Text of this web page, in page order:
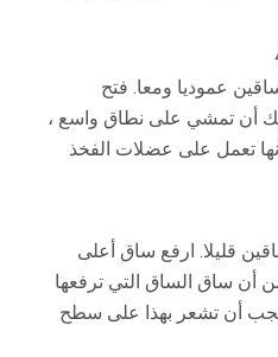
عموديا ومعا. فتح
أن تمشي على نطاق واسع ،
تعمل على عضلات الفخذ
قليلا. ارفع ساق أعلى
أن ساق الساق التي ترفعها
يجب أن تشعر بهذا على سطح